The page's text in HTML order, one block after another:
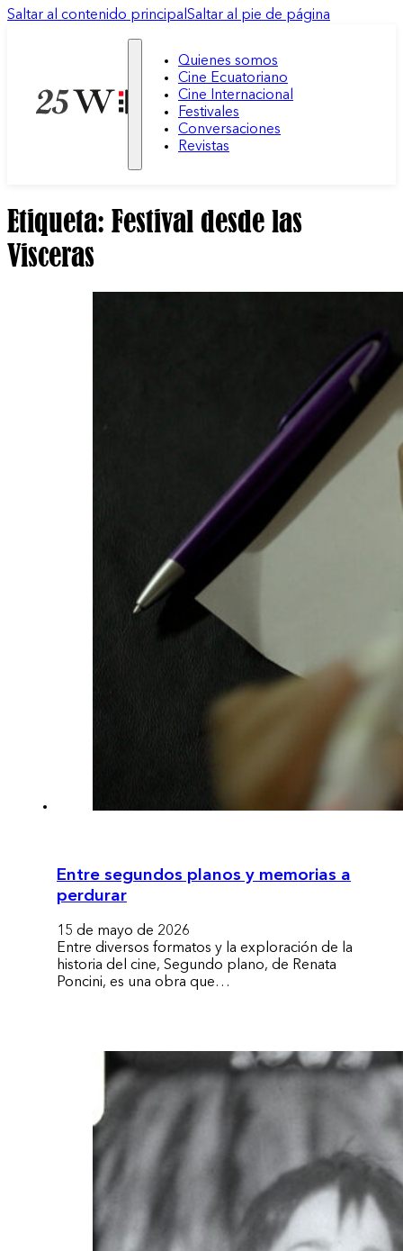
Saltar al contenido principal Saltar al pie de página
Quienes somos
Cine Ecuatoriano
Cine Internacional
Festivales
Conversaciones
Revistas
Etiqueta: Festival desde las
Visceras
Entre segundos planos y memorias a
perdurar
15 de mayo de 2026
Entre diversos formatos y la exploración de la
historia del cine, Segundo plano, de Renata
Poncini, es una obra que…